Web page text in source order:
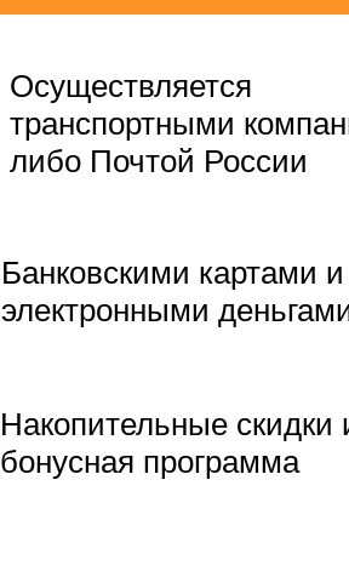
Осуществляется
транспортными
либо Почтой России
Банковскими картами и
электронными
Накопительные скидки
бонусная программа